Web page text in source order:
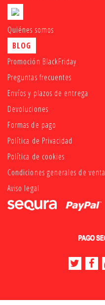
Quiénes somos
BLOG
Promoción BlackFriday
Preguntas frecuentes
Envíos y plazos de entrega
Devoluciones
Formas de pago
Política de Privacidad
Política de cookies
Condiciones generales de venta
Aviso legal